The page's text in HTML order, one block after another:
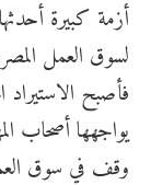
أزمة كبيرة
لسوق العمل
فأصبح الاستيراد
يواجهها أصحاب
وقف في سوق